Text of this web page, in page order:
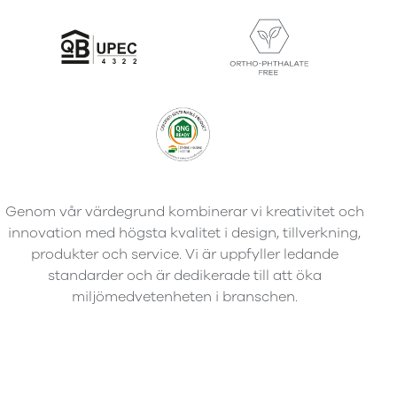
Genom vår värdegrund kombinerar vi kreativitet och
innovation med högsta kvalitet i design, tillverkning,
produkter och service. Vi är uppfyller ledande
standarder och är dedikerade till att öka
miljömedvetenheten i branschen.